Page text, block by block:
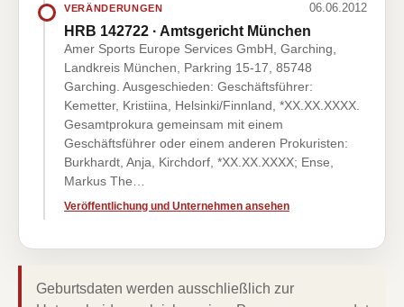
VERÄNDERUNGEN 06.06.2012
HRB 142722 · Amtsgericht München
Amer Sports Europe Services GmbH, Garching,
Landkreis München, Parkring 15-17, 85748
Garching. Ausgeschieden: Geschäftsführer:
Kemetter, Kristiina, Helsinki/Finnland, *XX.XX.XXXX.
Gesamtprokura gemeinsam mit einem
Geschäftsführer oder einem anderen Prokuristen:
Burkhardt, Anja, Kirchdorf, *XX.XX.XXXX; Ense,
Markus The…
Veröffentlichung und Unternehmen ansehen
Geburtsdaten werden ausschließlich zur